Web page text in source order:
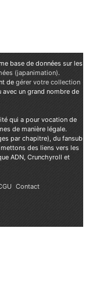
base de données sur les
(japanimation).
de gérer votre collection
un grand nombre de
qui a pour vocation de
de manière légale.
par chapitre), du fansub
des liens vers les
ADN, Crunchyroll et
Contact